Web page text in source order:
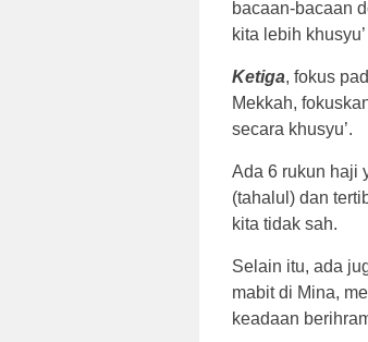
bacaan-bacaan
kita lebih
Ketiga, fokus
Mekkah,
secara khusyu’.
Ada 6 rukun haji
(tahalul) dan
kita tidak sah.
Selain itu, ada
mabit di Mina,
keadaan